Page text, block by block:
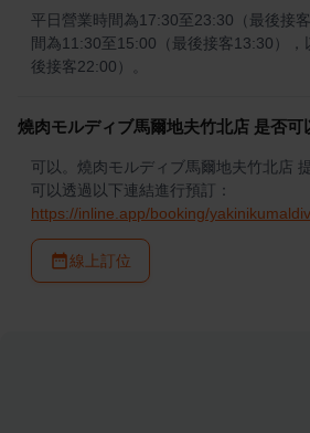
平日營業時間為17:30至23:30（最後接
間為11:30至15:00（最後接客13:30）
後接客22:00）。
燒肉モルディブ馬爾地夫竹北店 是否可
可以。燒肉モルディブ馬爾地夫竹北店
可以透過以下連結進行預訂：
https://inline.app/booking/
線上訂位